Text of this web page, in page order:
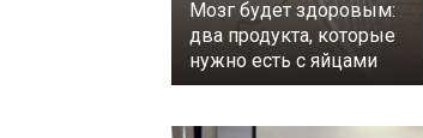
Мозг будет здоровым:
два продукта, которые
нужно есть с яйцами